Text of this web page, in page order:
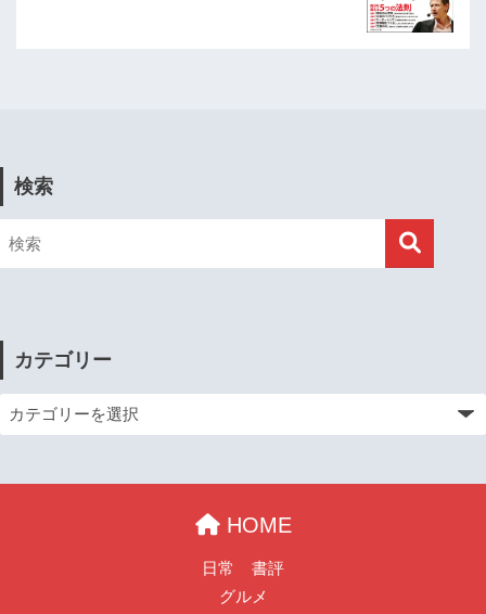
検索
カテゴリー
HOME
日常
書評
グルメ